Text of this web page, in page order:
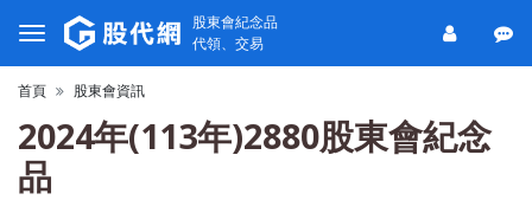
股東會紀念品
代領、交易
首頁 股東會資訊
2024年(113年)2880股東會紀念
品